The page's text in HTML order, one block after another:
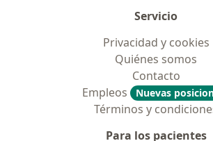
Servicio
Privacidad y cookies
Quiénes somos
Contacto
Empleos
Nuevas
Términos y
Para los pacientes